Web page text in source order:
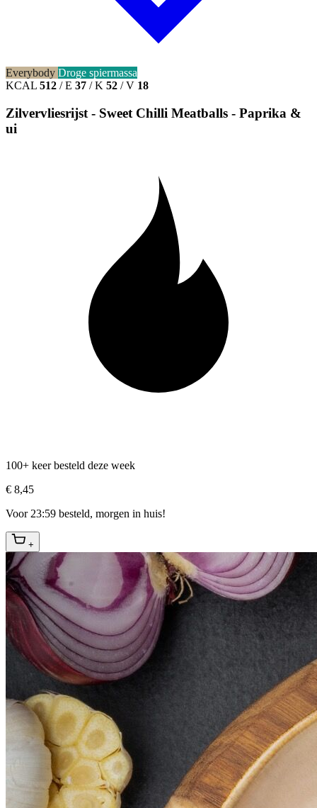
Everybody Droge spiermassa
KCAL 512 / E 37 / K 52 / V 18
Zilvervliesrijst - Sweet Chilli Meatballs - Paprika &
ui
100+ keer besteld deze week
€ 8,45
Voor 23:59 besteld, morgen in huis!
+